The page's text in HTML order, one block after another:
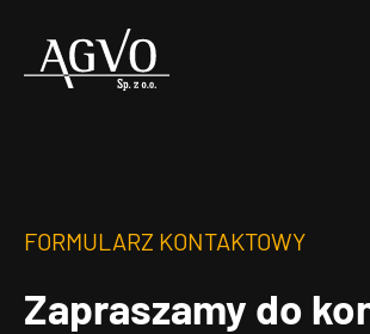
Header
FORMULARZ KONTAKTOWY
Zapraszamy do